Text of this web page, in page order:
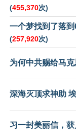
(455,370次)
一个梦找到了落
(257,920次)
为何中共赐给马
深海灭顶求神助
习一封美丽信，